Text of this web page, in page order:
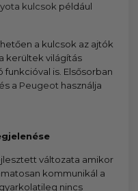
kulcsok például
a kulcsok az ajtók
kerültek világítás
is. Elsősorban
és a Peugeot használja
változata amikor
kommunikál a
nincs